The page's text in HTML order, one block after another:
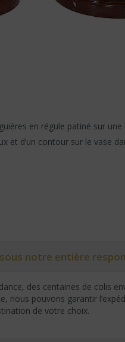
en régule patiné sur
et d’un contour sur le vase
notre entière
des centaines de colis
nous pouvons garantir
de votre choix.